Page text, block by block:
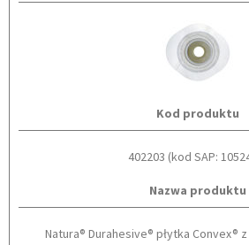
Kod produktu
402203 (kod SAP:
Nazwa produktu
Natura® Durahesive® płytka Convex®